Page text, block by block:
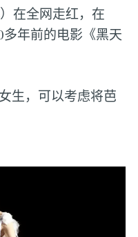
在全网走红，在
年前的电影《黑天
生，可以考虑将芭